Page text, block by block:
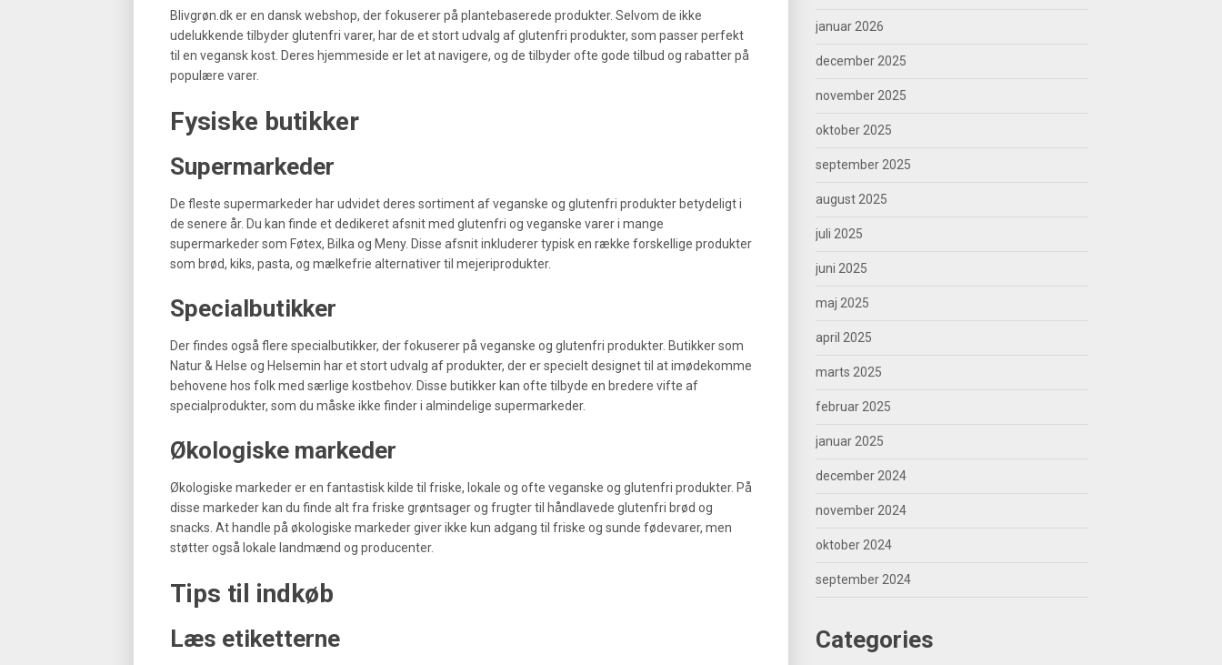
Blivgrøn.dk er en dansk webshop, der fokuserer på plantebaserede produkter. Selvom de ikke
udelukkende tilbyder glutenfri varer, har de et stort udvalg af glutenfri produkter, som passer perfekt
til en vegansk kost. Deres hjemmeside er let at navigere, og de tilbyder ofte gode tilbud og rabatter på
populære varer.
Fysiske butikker
Supermarkeder
De fleste supermarkeder har udvidet deres sortiment af veganske og glutenfri produkter betydeligt i
de senere år. Du kan finde et dedikeret afsnit med glutenfri og veganske varer i mange
supermarkeder som Føtex, Bilka og Meny. Disse afsnit inkluderer typisk en række forskellige produkter
som brød, kiks, pasta, og mælkefrie alternativer til mejeriprodukter.
Specialbutikker
Der findes også flere specialbutikker, der fokuserer på veganske og glutenfri produkter. Butikker som
Natur & Helse og Helsemin har et stort udvalg af produkter, der er specielt designet til at imødekomme
behovene hos folk med særlige kostbehov. Disse butikker kan ofte tilbyde en bredere vifte af
specialprodukter, som du måske ikke finder i almindelige supermarkeder.
Økologiske markeder
Økologiske markeder er en fantastisk kilde til friske, lokale og ofte veganske og glutenfri produkter. På
disse markeder kan du finde alt fra friske grøntsager og frugter til håndlavede glutenfri brød og
snacks. At handle på økologiske markeder giver ikke kun adgang til friske og sunde fødevarer, men
støtter også lokale landmænd og producenter.
Tips til indkøb
Læs etiketterne
januar 2026
december 2025
november 2025
oktober 2025
september 2025
august 2025
juli 2025
juni 2025
maj 2025
april 2025
marts 2025
februar 2025
januar 2025
december 2024
november 2024
oktober 2024
september 2024
Categories